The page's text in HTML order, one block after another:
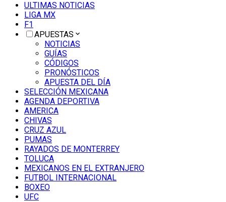
ULTIMAS NOTICIAS
LIGA MX
F1
APUESTAS
NOTICIAS
GUÍAS
CÓDIGOS
PRONÓSTICOS
APUESTA DEL DÍA
SELECCIÓN MEXICANA
AGENDA DEPORTIVA
AMERICA
CHIVAS
CRUZ AZUL
PUMAS
RAYADOS DE MONTERREY
TOLUCA
MEXICANOS EN EL EXTRANJERO
FUTBOL INTERNACIONAL
BOXEO
UFC